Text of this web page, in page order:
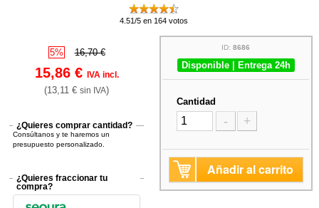
4.51/5 en 164 votos
5% 16,70 €
15,86 € IVA incl.
(13,11 €sin IVA)
¿Quieres comprar cantidad?
Consúltanos y te haremos un
presupuesto personalizado.
¿Quieres fraccionar tu
compra?
ID:8686
Disponible | Entrega 24h
Cantidad
- +
Añadir al carrito